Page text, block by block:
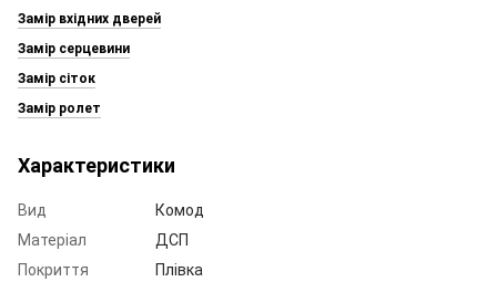
Замір вхідних дверей
Замір серцевини
Замір сіток
Замір ролет
Характеристики
Вид
Комод
Матеріал
ДСП
Покриття
Плівка